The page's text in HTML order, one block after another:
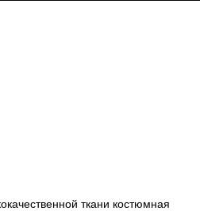
ткани костюмная